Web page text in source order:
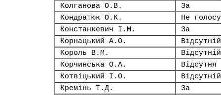
Колганова О.В.
За
Кондратюк О.К.
Не
Констанкевич І.М.
За
Корнацький А.О.
Відсутній
Король В.М.
Відсутній
Корчинська О.А.
Відсутня
Котвіцький І.О.
Відсутній
Кремінь Т.Д.
За